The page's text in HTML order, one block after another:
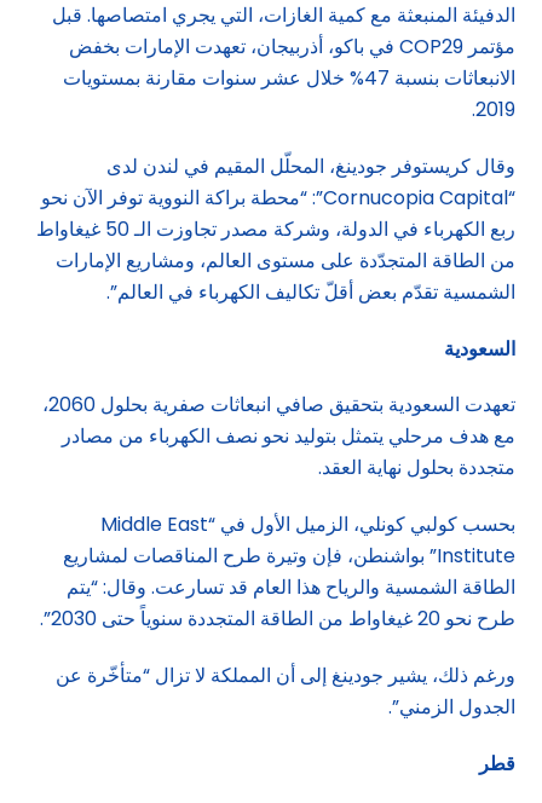
الدفيئة المنبعثة مع كمية الغازات، التي يجري امتصاصها. قبل
مؤتمر COP29 في باكو، أذربيجان، تعهدت الإمارات بخفض
الانبعاثات بنسبة 47% خلال عشر سنوات مقارنة بمستويات
2019.
وقال كريستوفر جودينغ، المحلّل المقيم في لندن لدى
“Cornucopia Capital”: “محطة براكة النووية توفر الآن نحو
ربع الكهرباء في الدولة، وشركة مصدر تجاوزت الـ 50 غيغاواط
من الطاقة المتجدّدة على مستوى العالم، ومشاريع الإمارات
الشمسية تقدّم بعض أقلّ تكاليف الكهرباء في العالم”.
السعودية
تعهدت السعودية بتحقيق صافي انبعاثات صفرية بحلول 2060،
مع هدف مرحلي يتمثل بتوليد نحو نصف الكهرباء من مصادر
متجددة بحلول نهاية العقد.
بحسب كولبي كونلي، الزميل الأول في “Middle East
Institute” بواشنطن، فإن وتيرة طرح المناقصات لمشاريع
الطاقة الشمسية والرياح هذا العام قد تسارعت. وقال: “يتم
طرح نحو 20 غيغاواط من الطاقة المتجددة سنوياً حتى 2030”.
ورغم ذلك، يشير جودينغ إلى أن المملكة لا تزال “متأخّرة عن
الجدول الزمني”.
قطر